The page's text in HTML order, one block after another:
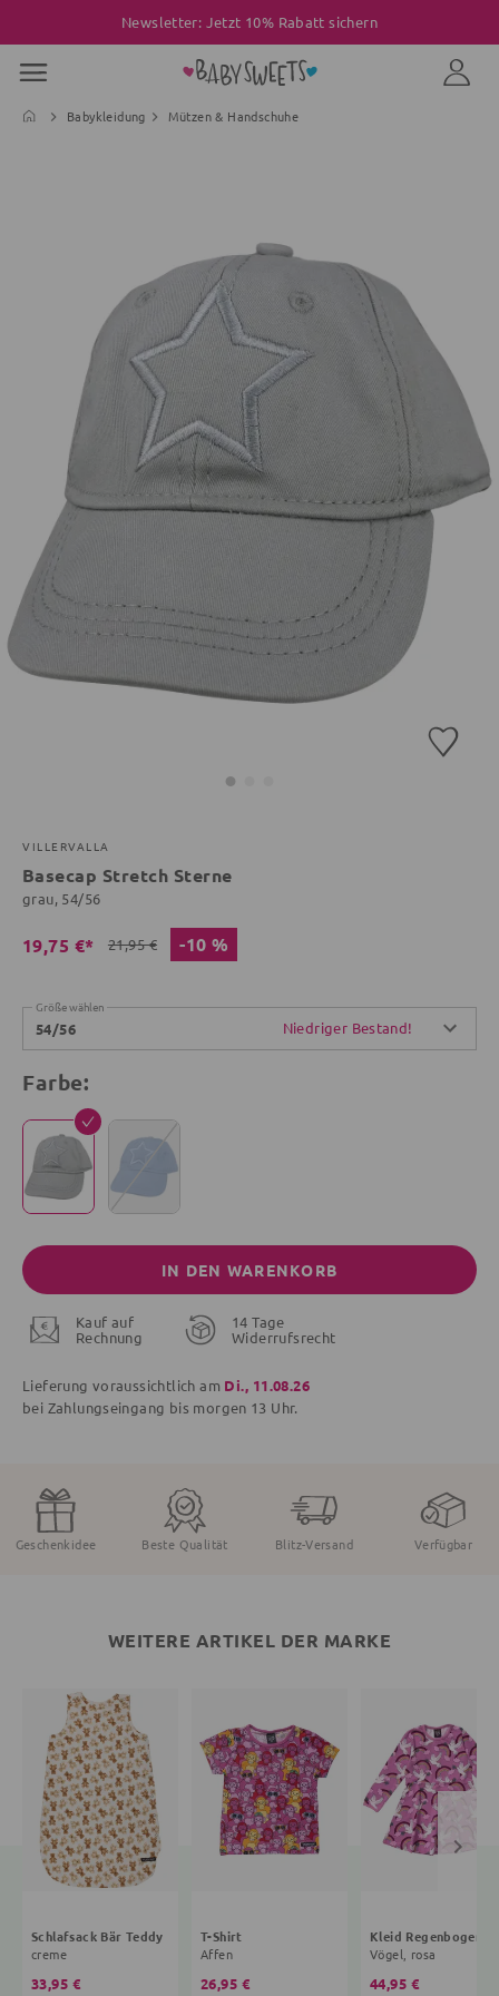
Newsletter: Jetzt 10% Rabatt sichern
Babykleidung Mützen & Handschuhe
VILLERVALLA
Basecap Stretch Sterne
grau, 54/56
19,75 €* 21,95 € -10 %
Größe wählen
54/56 Niedriger Bestand!
Farbe:
IN DEN WARENKORB
Kauf auf
Rechnung
14 Tage
Widerrufsrecht
Lieferung voraussichtlich am Di., 11.08.26
bei Zahlungseingang bis morgen 13 Uhr.
Geschenkidee Beste Qualität Blitz-Versand Verfügbar
WEITERE ARTIKEL DER MARKE
Schlafsack Bär Teddy
creme
33,95 €
T-Shirt
Affen
26,95 €
Vögel, rosa
44,95 €